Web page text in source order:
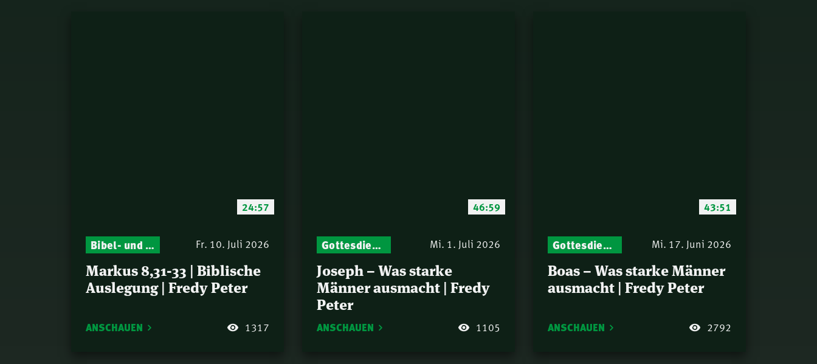
24:57
Bibel- und Gebetsstunde – Jeden Donnerstag neu: Vers-für-Vers-Auslegungen Fr. 10. Juli 2026
Markus 8,31-33 | Biblische
Auslegung | Fredy Peter
ANSCHAUEN 1317
46:59
Gottesdienst-Botschaften – Jeden Sonntag neu: Aktuelle Predigten vom Mitternachtsruf Mi. 1. Juli 2026
Joseph – Was starke
Männer ausmacht | Fredy
Peter
ANSCHAUEN 1105
43:51
Gottesdienst-Botschaften – Jeden Sonntag neu: Aktuelle Predigten vom Mitternachtsruf Mi. 17. Juni 2026
Boas – Was starke Männer
ausmacht | Fredy Peter
ANSCHAUEN 2792